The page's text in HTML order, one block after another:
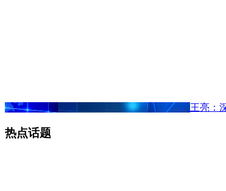
王亮：
热点话题